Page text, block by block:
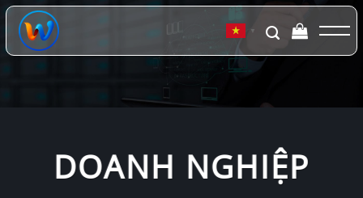
Chuyển
đến
dung
▼
DOANH NGHIỆP